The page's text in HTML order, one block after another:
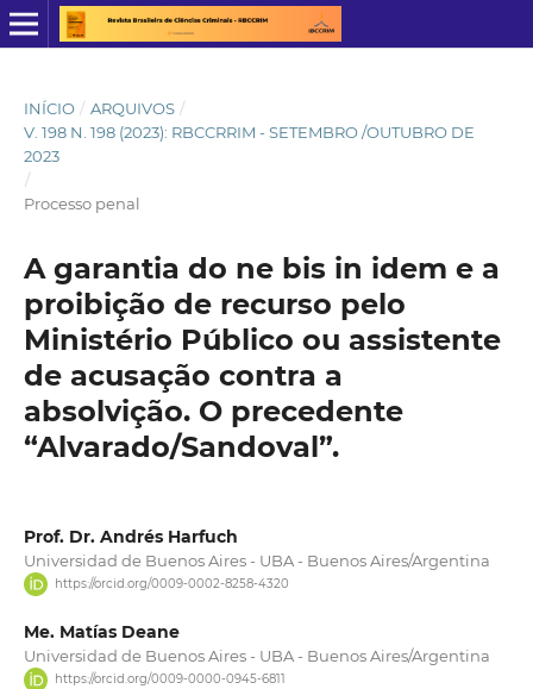
INÍCIO / ARQUIVOS /
V. 198 N. 198 (2023): RBCCRRIM - SETEMBRO /OUTUBRO DE
2023
/
Processo penal
A garantia do ne bis in idem e a
proibição de recurso pelo
Ministério Público ou assistente
de acusação contra a
absolvição. O precedente
“Alvarado/Sandoval”.
Prof. Dr. Andrés Harfuch
Universidad de Buenos Aires - UBA - Buenos Aires/Argentina
https://orcid.org/0009-0002-8258-4320
Me. Matías Deane
Universidad de Buenos Aires - UBA - Buenos Aires/Argentina
https://orcid.org/0009-0000-0945-6811